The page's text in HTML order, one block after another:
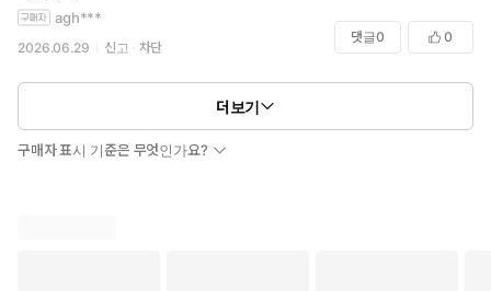
agh***
2026.06.29 신고 차단
댓글0 0
더보기
구매자 표시 기준은 무엇인가요?